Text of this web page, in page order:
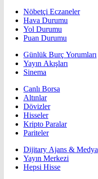
Nöbetçi Eczaneler
Hava Durumu
Yol Durumu
Puan Durumu
Günlük Burç Yorumları
Yayın Akışları
Sinema
Canlı Borsa
Altınlar
Dövizler
Hisseler
Kripto Paralar
Pariteler
Dijitary Ajans & Medya
Yayın Merkezi
Hepsi Hisse